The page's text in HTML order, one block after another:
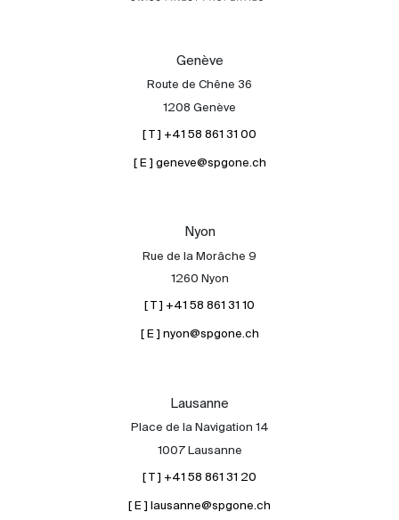
Acheter
International
Vendre
À propos
Genève
Route de Chêne 36
1208 Genève
[ T ] +41 58 861 31 00
[ E ] geneve@spgone.ch
Nyon
Rue de la Morâche 9
1260 Nyon
[ T ] +41 58 861 31 10
[ E ] nyon@spgone.ch
Lausanne
Place de la Navigation 14
1007 Lausanne
[ T ] +41 58 861 31 20
[ E ] lausanne@spgone.ch